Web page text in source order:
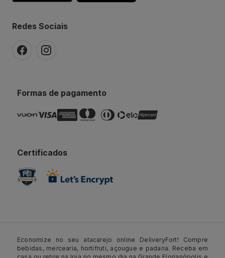
Redes Sociais
Formas de pagamento
Certificados
Economize no seu atacarejo online DeliveryFort! Compre
bebidas, mercearia, hortifruti, açougue e padaria. Receba em